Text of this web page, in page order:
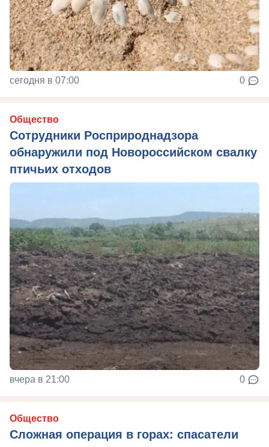
сегодня в 07:00 0
Общество
Сотрудники Росприроднадзора
обнаружили под Новороссийском свалку
птичьих отходов
вчера в 21:00 0
Общество
Сложная операция в горах: спасатели